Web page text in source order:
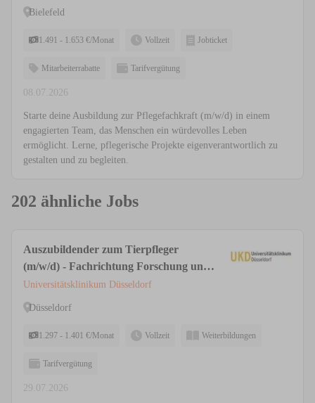
Bielefeld
1.491 - 1.653 €/Monat Vollzeit Jobticket
Mitarbeiterrabatte Tarifvergütung
08.07.2026
Starte deine Ausbildung zur Pflegefachkraft (m/w/d) in einem
engagierten Team, das Menschen ein würdevolles Leben
ermöglicht. Lerne, pflegerische Projekte eigenverantwortlich zu
gestalten und zu begleiten.
202 ähnliche Jobs
Auszubildender zum Tierpfleger
(m/w/d) - Fachrichtung Forschung und
Klinik
Universitätsklinikum Düsseldorf
Düsseldorf
1.297 - 1.401 €/Monat Vollzeit Weiterbildungen
Tarifvergütung
29.07.2026